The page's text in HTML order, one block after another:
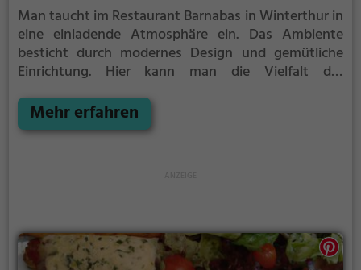
Man taucht im Restaurant Barnabas in Winterthur in
eine einladende Atmosphäre ein. Das Ambiente
besticht durch modernes Design und gemütliche
Einrichtung. Hier kann man die Vielfalt der
Die frischen Zutaten werden mit viel Liebe zum
Detail zu köstlichen Gerichten verarbeitet. Egal ob
Barnabas erwartet einen ein kulinarisches Erlebnis,
das alle Sinne verzaubert.
Mehr erfahren